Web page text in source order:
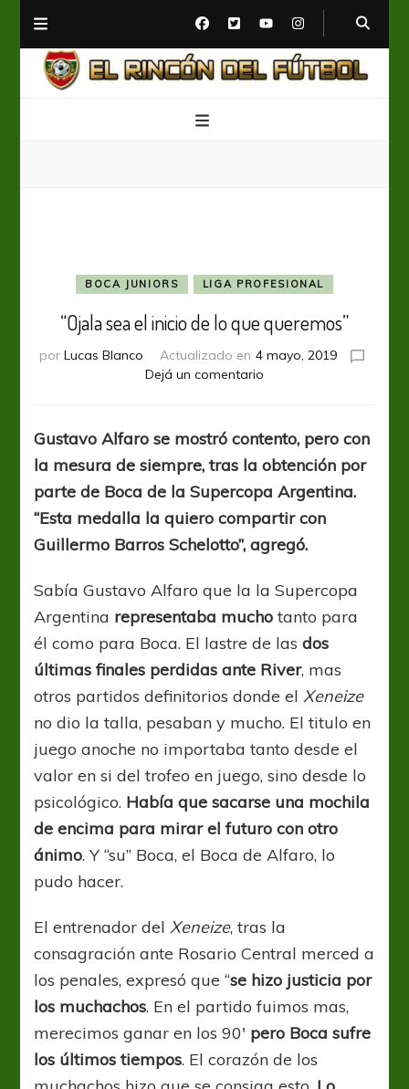
BOCA JUNIORS LIGA PROFESIONAL
“Ojala sea el inicio de lo que queremos”
por Lucas Blanco Actualizado en 4 mayo, 2019
Dejá un comentario
inicio
de
lo
queremos”
Gustavo Alfaro se mostró contento, pero con
la mesura de siempre, tras la obtención por
parte de Boca de la Supercopa Argentina.
“Esta medalla la quiero compartir con
Guillermo Barros Schelotto”, agregó.
Sabía Gustavo Alfaro que la la Supercopa
Argentina representaba muchotanto para
él como para Boca. El lastre de lasdos
últimas finales perdidas ante River, mas
otros partidos definitorios donde elXeneize
no dio la talla, pesaban y mucho. El titulo en
juego anoche no importaba tanto desde el
valor en si del trofeo en juego, sino desde lo
psicológico. Había que sacarse una mochila
de encima para mirar el futuro con otro
ánimo. Y “su” Boca, el Boca de Alfaro, lo
pudo hacer.
El entrenador delXeneize, tras la
consagración ante Rosario Central merced a
los penales, expresó que “se hizo justicia por
los muchachos. En el partido fuimos mas,
merecimos ganar en los 90′ pero Boca sufre
los últimos tiempos. El corazón de los